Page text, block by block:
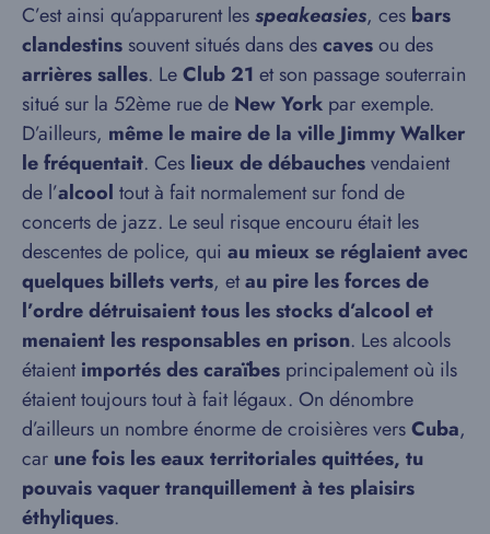
C’est ainsi qu’apparurent lesspeakeasies, ces bars
clandestins souvent situés dans descavesou des
arrières salles. LeClub 21 et son passage souterrain
situé sur la 52ème rue de New York par exemple.
D’ailleurs, même le maire de la ville Jimmy Walker
le fréquentait. Ces lieux de débauchesvendaient
de l’alcool tout à fait normalement sur fond de
concerts de jazz. Le seul risque encouru était les
descentes de police, qui au mieux se réglaient avec
quelques billets verts, etau pire les forces de
l’ordre détruisaient tous les stocks d’alcool et
menaient les responsables en prison. Les alcools
étaientimportés des caraïbes principalement où ils
étaient toujours tout à fait légaux. On dénombre
d’ailleurs un nombre énorme de croisières versCuba,
car une fois les eaux territoriales quittées, tu
pouvais vaquer tranquillement à tes plaisirs
éthyliques.